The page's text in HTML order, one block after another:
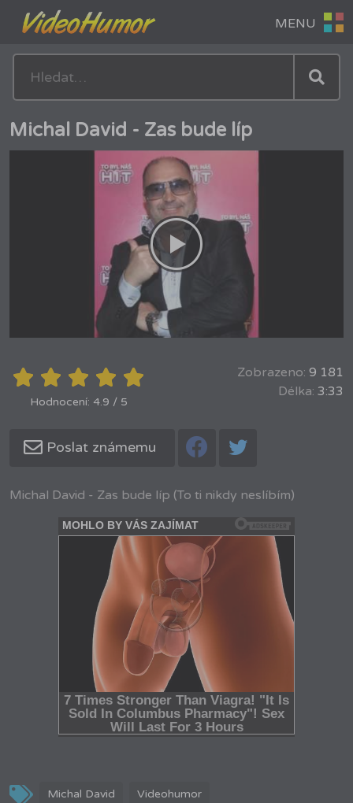
Michal David - Zas bude líp
Hodnocení: 4.9 / 5
Zobrazeno: 9 181
Délka: 3:33
Poslat známemu
Michal David - Zas bude líp (To ti nikdy neslíbím)
Michal David Videohumor